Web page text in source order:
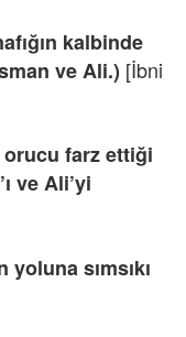
kalbinde
ve Ali.) [İbni
orucu farz ettiği
ve Ali’yi
sımsıkı